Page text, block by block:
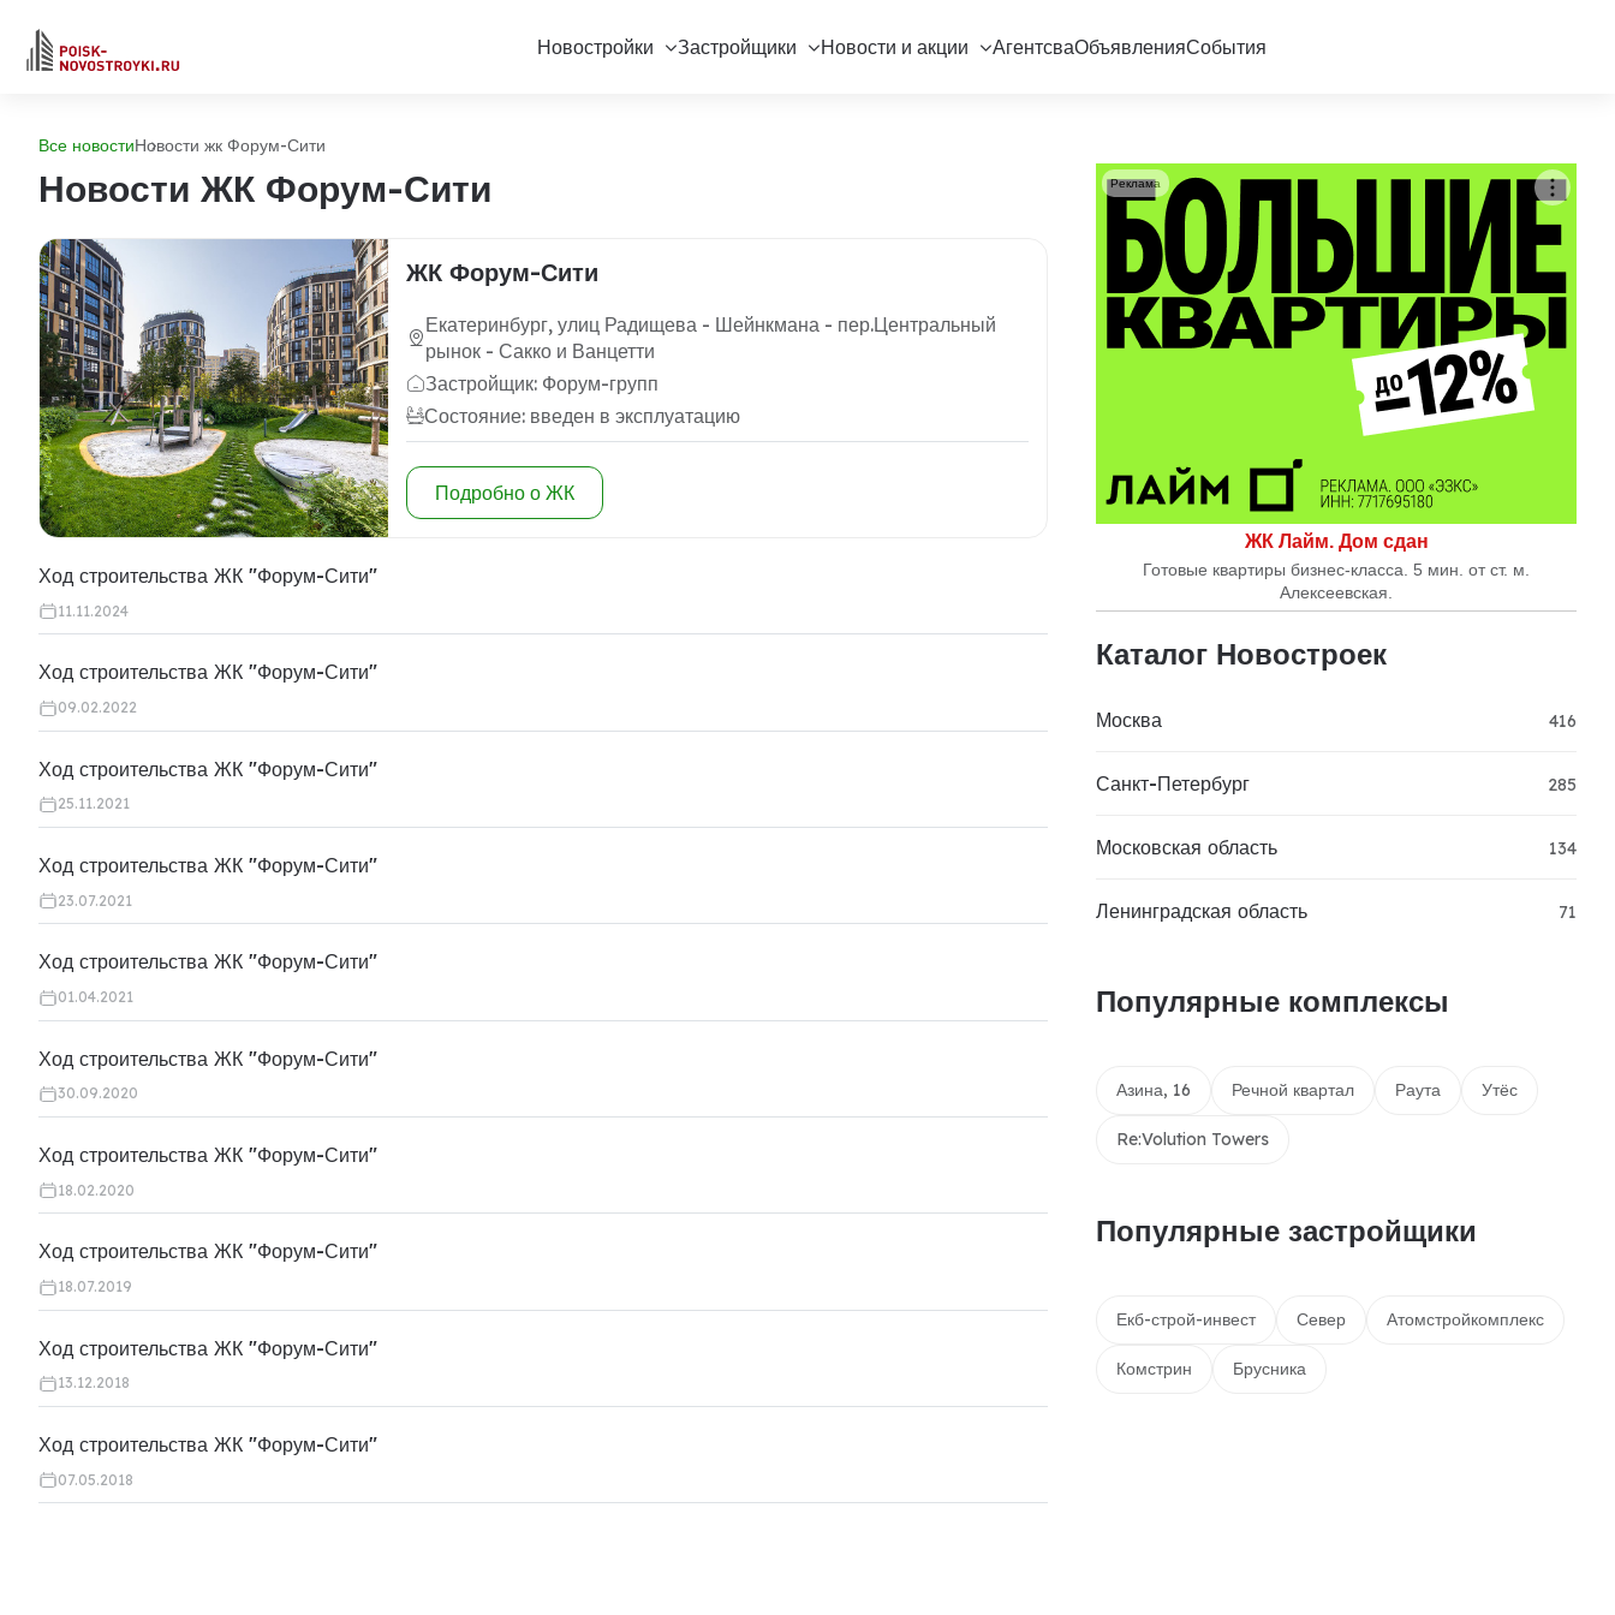
Новостройки Застройщики Новости и акции АгентсваОбъявленияСобытия
Все новостиНовости жк Форум-Сити
Новости ЖК Форум-Сити
ЖК Форум-Сити
Екатеринбург, улиц Радищева - Шейнкмана - пер.Центральный
рынок - Сакко и Ванцетти
Застройщик: Форум-групп
Состояние: введен в эксплуатацию
Подробно о ЖК
Ход строительства ЖК "Форум-Сити"
11.11.2024
Ход строительства ЖК "Форум-Сити"
09.02.2022
Ход строительства ЖК "Форум-Сити"
25.11.2021
Ход строительства ЖК "Форум-Сити"
23.07.2021
Ход строительства ЖК "Форум-Сити"
01.04.2021
Ход строительства ЖК "Форум-Сити"
30.09.2020
Ход строительства ЖК "Форум-Сити"
18.02.2020
Ход строительства ЖК "Форум-Сити"
18.07.2019
Ход строительства ЖК "Форум-Сити"
13.12.2018
Ход строительства ЖК "Форум-Сити"
07.05.2018
ЖК Лайм. Дом сдан
Готовые квартиры бизнес-класса. 5 мин. от ст. м.
Алексеевская.
Реклама
Каталог Новостроек
Москва 416
Санкт-Петербург 285
Московская область 134
Ленинградская область 71
Популярные комплексы
Азина, 16 Речной квартал Раута Утёс
Re:Volution Towers
Популярные застройщики
Екб-строй-инвест Север Атомстройкомплекс
Комстрин Брусника